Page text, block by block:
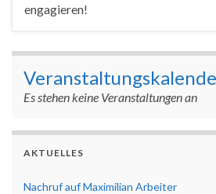
engagieren!
Es stehen keine Veranstaltungen an
AKTUELLES
Nachruf auf Maximilian Arbeiter